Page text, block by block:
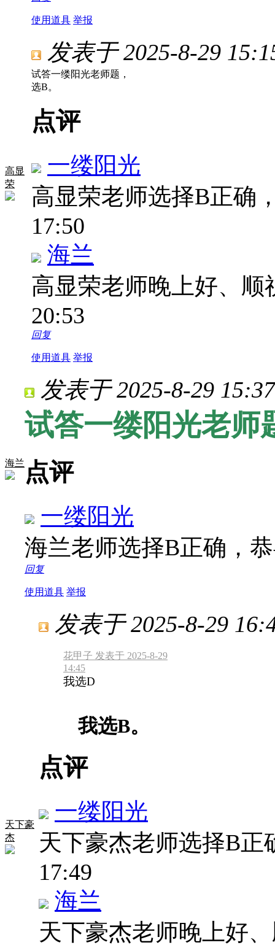
使用道具 举报
高显
荣
发表于 2025-8-29
试答一缕阳光老师题，
选B。
点评
一缕阳光
高显荣老师选择B正确
17:50
海兰
高显荣老师晚上好、
20:53
回复
使用道具 举报
海兰
发表于 2025-8-29
试答一缕阳光老师
点评
一缕阳光
海兰老师选择B正确，
回复
使用道具 举报
天下豪
杰
发表于 2025-8-29
花甲子 发表于 2025-8-29
14:45
我选D
我选B。
点评
一缕阳光
天下豪杰老师选择B
17:49
海兰
天下豪杰老师晚上好